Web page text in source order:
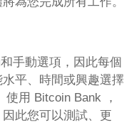
手動選項，因此每個
平、時間或興趣選擇
用 Bitcoin Bank ，
此您可以測試、更